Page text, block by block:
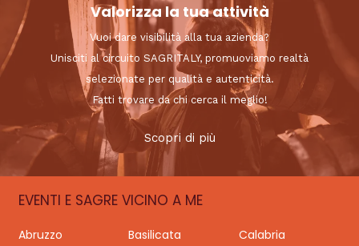
Valorizza la tua attività
Vuoi dare visibilità alla tua azienda?
Unisciti al circuito SAGRITALY, promuoviamo realtà
selezionate per qualità e autenticità.
Fatti trovare da chi cerca il meglio!
Scopri di più
EVENTI E SAGRE VICINO A ME
Abruzzo Basilicata
Calabria